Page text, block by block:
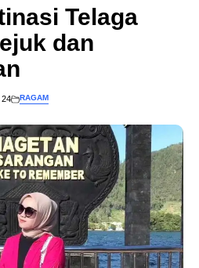
Telaga
dan
RAGAM